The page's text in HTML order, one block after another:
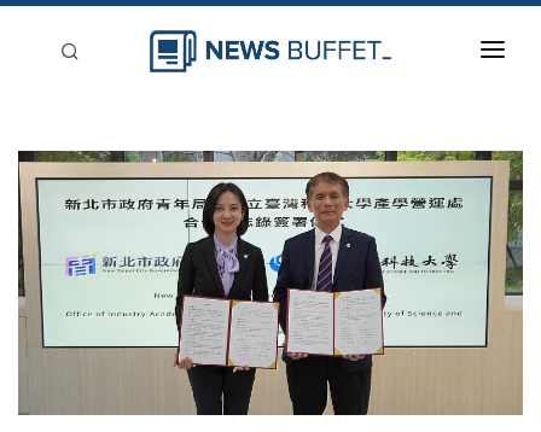
新聞稿分類
登入
刊登